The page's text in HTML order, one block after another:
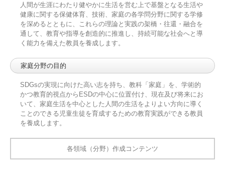
人間が生涯にわたり健やかに生活を営む上で基盤となる生活や
健康に関する保健体育、技術、家庭の各学問分野に関する学修
を深めるとともに、これらの理論と実践の架橋・往還・融合を
通して、教育や指導を創造的に推進し、持続可能な社会へと導
く能力を備えた教員を養成します。
家庭分野の目的
SDGsの実現に向けた高い志を持ち、教科「家庭」を、学術的
かつ教育的視点からESDの中心に位置付け、現在及び将来にお
いて、家庭生活を中心とした人間の生活をよりよい方向に導く
ことのできる児童生徒を育成するための教育実践ができる教員
を養成します。
各領域（分野）作成コンテンツ